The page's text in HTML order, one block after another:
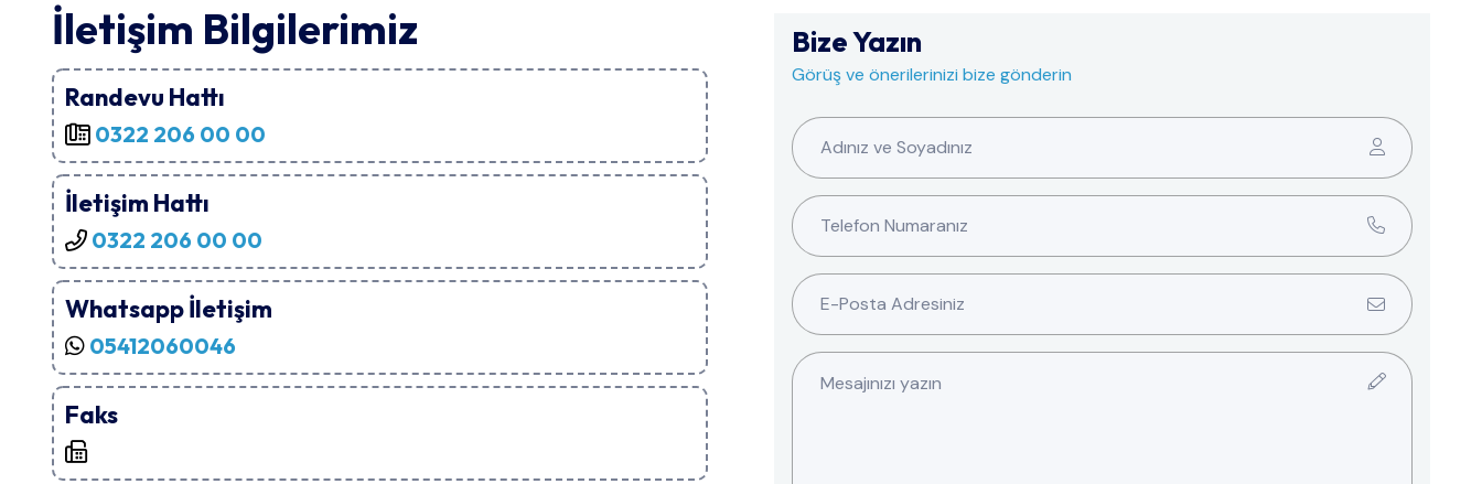
İletişim Bilgilerimiz
Randevu Hattı
0322 206 00 00
İletişim Hattı
0322 206 00 00
Whatsapp İletişim
05412060046
Faks
Bize Yazın
Görüş ve önerilerinizi bize gönderin